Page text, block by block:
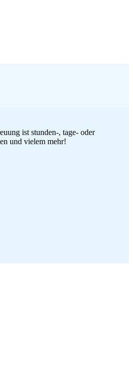
ist stunden-, tage- oder
und vielem mehr!